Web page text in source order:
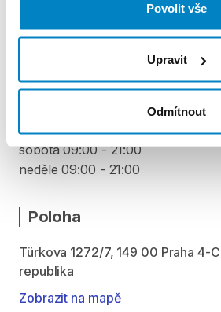
Povolit vše
Upravit
Odmítnout
středa 09:00 - 21:00
pátek 09:00 - 21:00
sobota 09:00 - 21:00
neděle 09:00 - 21:00
Poloha
Türkova 1272/7, 149 00 Praha 4-
republika
Zobrazit na mapě